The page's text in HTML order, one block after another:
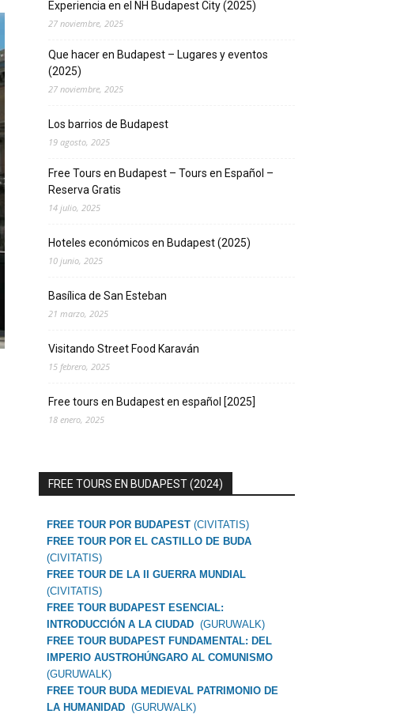
Experiencia en el NH Budapest City (2025)
27 noviembre, 2025
Que hacer en Budapest – Lugares y eventos
(2025)
27 noviembre, 2025
Los barrios de Budapest
19 agosto, 2025
Free Tours en Budapest – Tours en Español –
Reserva Gratis
14 julio, 2025
Hoteles económicos en Budapest (2025)
10 junio, 2025
Basílica de San Esteban
21 marzo, 2025
Visitando Street Food Karaván
15 febrero, 2025
Free tours en Budapest en español [2025]
18 enero, 2025
FREE TOURS EN BUDAPEST (2024)
FREE TOUR POR BUDAPEST (CIVITATIS)
FREE TOUR POR EL CASTILLO DE BUDA
(CIVITATIS)
FREE TOUR DE LA II GUERRA MUNDIAL
(CIVITATIS)
FREE TOUR BUDAPEST ESENCIAL:
INTRODUCCIÓN A LA CIUDAD (GURUWALK)
FREE TOUR BUDAPEST FUNDAMENTAL: DEL
IMPERIO AUSTROHÚNGARO AL COMUNISMO
(GURUWALK)
FREE TOUR BUDA MEDIEVAL PATRIMONIO DE
LA HUMANIDAD (GURUWALK)